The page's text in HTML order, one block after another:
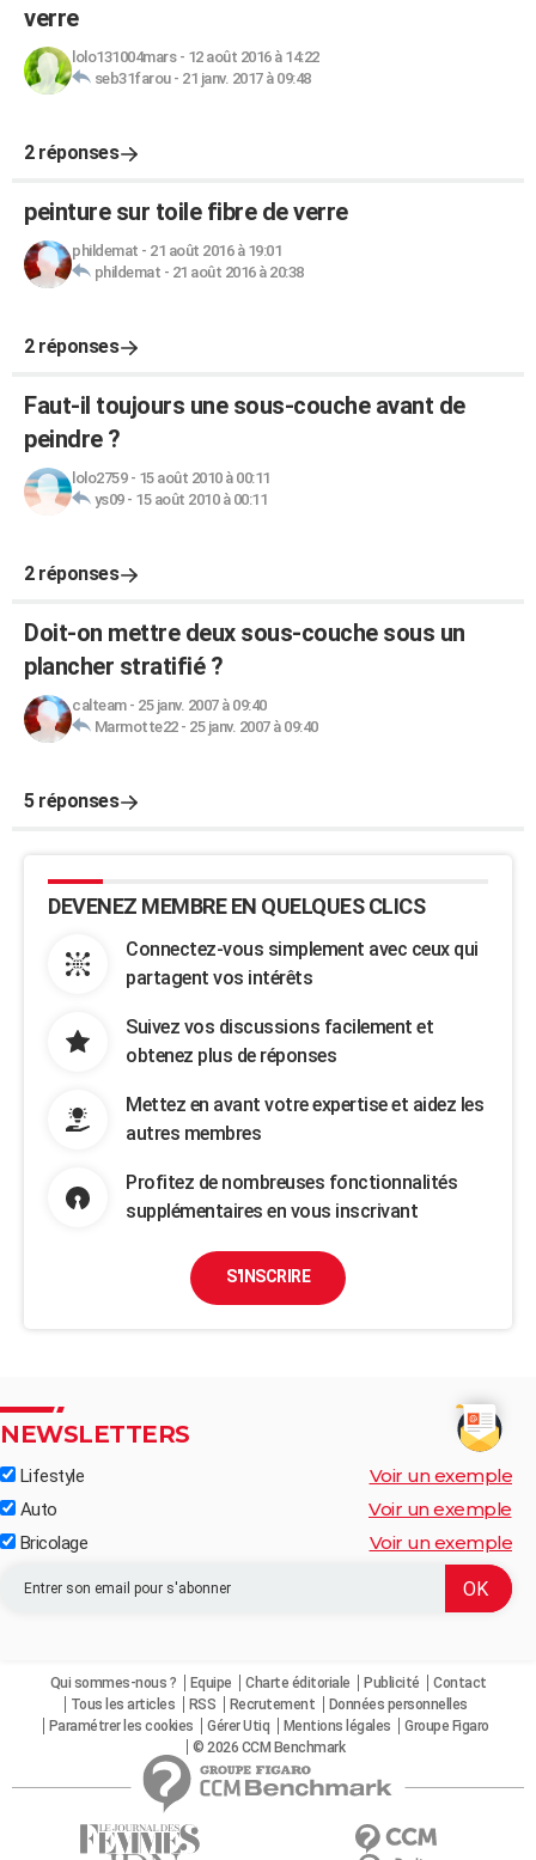
verre
lolo131004mars- 12 août 2016 à 14:22
seb31farou- 21 janv. 2017 à 09:48
2 réponses
peinture sur toile fibre de verre
phildemat - 21 août 2016 à 19:01
phildemat - 21 août 2016 à 20:38
2 réponses
Faut-il toujours une sous-couche avant de
peindre ?
lolo2759- 15 août 2010 à 00:11
ys09- 15 août 2010 à 00:11
2 réponses
Doit-on mettre deux sous-couche sous un
plancher stratifié ?
calteam- 25 janv. 2007 à 09:40
Marmotte22- 25 janv. 2007 à 09:40
5 réponses
DEVENEZ MEMBRE EN QUELQUES CLICS
Connectez-vous simplement avec ceux qui
partagent vos intérêts
Suivez vos discussions facilement et
obtenez plus de réponses
Mettez en avant votre expertise et aidez les
autres membres
Profitez de nombreuses fonctionnalités
supplémentaires en vous inscrivant
S'INSCRIRE
NEWSLETTERS
Lifestyle Voir un exemple
Auto Voir un exemple
Bricolage Voir un exemple
Qui sommes-nous ? Equipe Charte éditoriale Publicité
Contact
Tous les articles
RSS Recrutement
Données personnelles
Paramétrer les cookies
Gérer Utiq Mentions légales
Groupe Figaro
© 2026 CCM Benchmark